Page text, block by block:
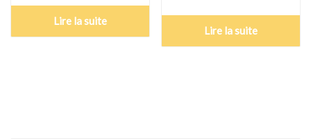
Lire la suite
Lire la suite